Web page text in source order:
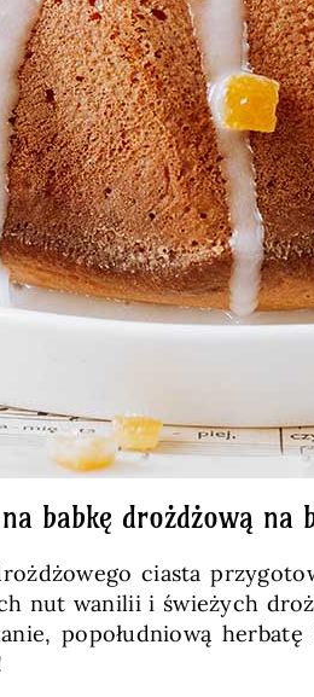
babkę drożdżową na
ciasta
nut wanilii i świeżych
popołudniową